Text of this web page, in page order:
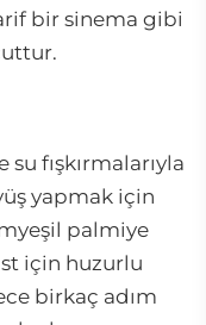
bir sinema gibi
su fışkırmalarıyla
yapmak için
palmiye
için huzurlu
birkaç adım